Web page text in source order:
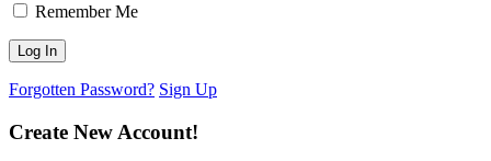
Remember Me
Forgotten Password? Sign Up
Create New Account!